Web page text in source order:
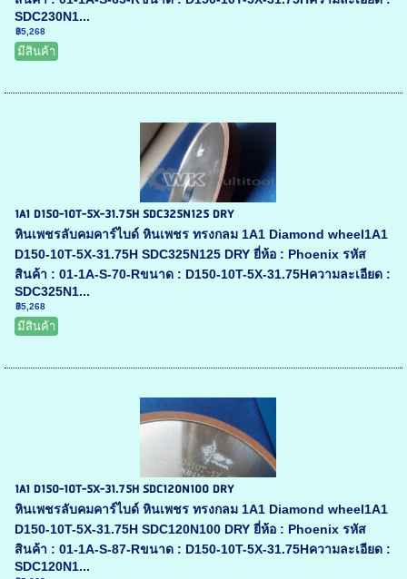
SDC230N1...
฿5,268
มีสินค้า
1A1 D150-10T-5X-31.75H SDC325N125 DRY
หินเพชรลับคมคาร์ไบด์ หินเพชร ทรงกลม 1A1 Diamond wheel1A1
D150-10T-5X-31.75H SDC325N125 DRY ยี่ห้อ : Phoenix รหัส
สินค้า : 01-1A-S-70-Rขนาด : D150-10T-5X-31.75Hความละเอียด :
SDC325N1...
฿5,268
มีสินค้า
1A1 D150-10T-5X-31.75H SDC120N100 DRY
หินเพชรลับคมคาร์ไบด์ หินเพชร ทรงกลม 1A1 Diamond wheel1A1
D150-10T-5X-31.75H SDC120N100 DRY ยี่ห้อ : Phoenix รหัส
สินค้า : 01-1A-S-87-Rขนาด : D150-10T-5X-31.75Hความละเอียด :
SDC120N1...